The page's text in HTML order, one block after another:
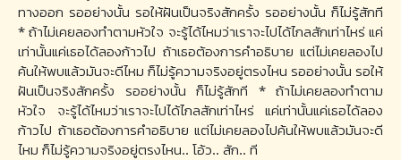
ทางออก รออย่างนั้น รอให้ฝันเป็นจริงสักครั้ง รออย่างนั้น ก็ไม่รู้สักที
* ถ้าไม่เคยลองทำตามหัวใจ จะรู้ได้ไหมว่าเราจะไปได้ไกลสักเท่าไหร่ แค่
เท่านั้นแค่เธอได้ลองก้าวไป ถ้าเธอต้องการคำอธิบาย แต่ไม่เคยลองไป
ค้นให้พบแล้วมันจะดีไหม ก็ไม่รู้ความจริงอยู่ตรงไหน รออย่างนั้น รอให้
ฝันเป็นจริงสักครั้ง รออย่างนั้น ก็ไม่รู้สักที * ถ้าไม่เคยลองทำตาม
หัวใจ จะรู้ได้ไหมว่าเราจะไปได้ไกลสักเท่าไหร่ แค่เท่านั้นแค่เธอได้ลอง
ก้าวไป ถ้าเธอต้องการคำอธิบาย แต่ไม่เคยลองไปค้นให้พบแล้วมันจะดี
ไหม ก็ไม่รู้ความจริงอยู่ตรงไหน.. โอ้ว.. สัก.. ที